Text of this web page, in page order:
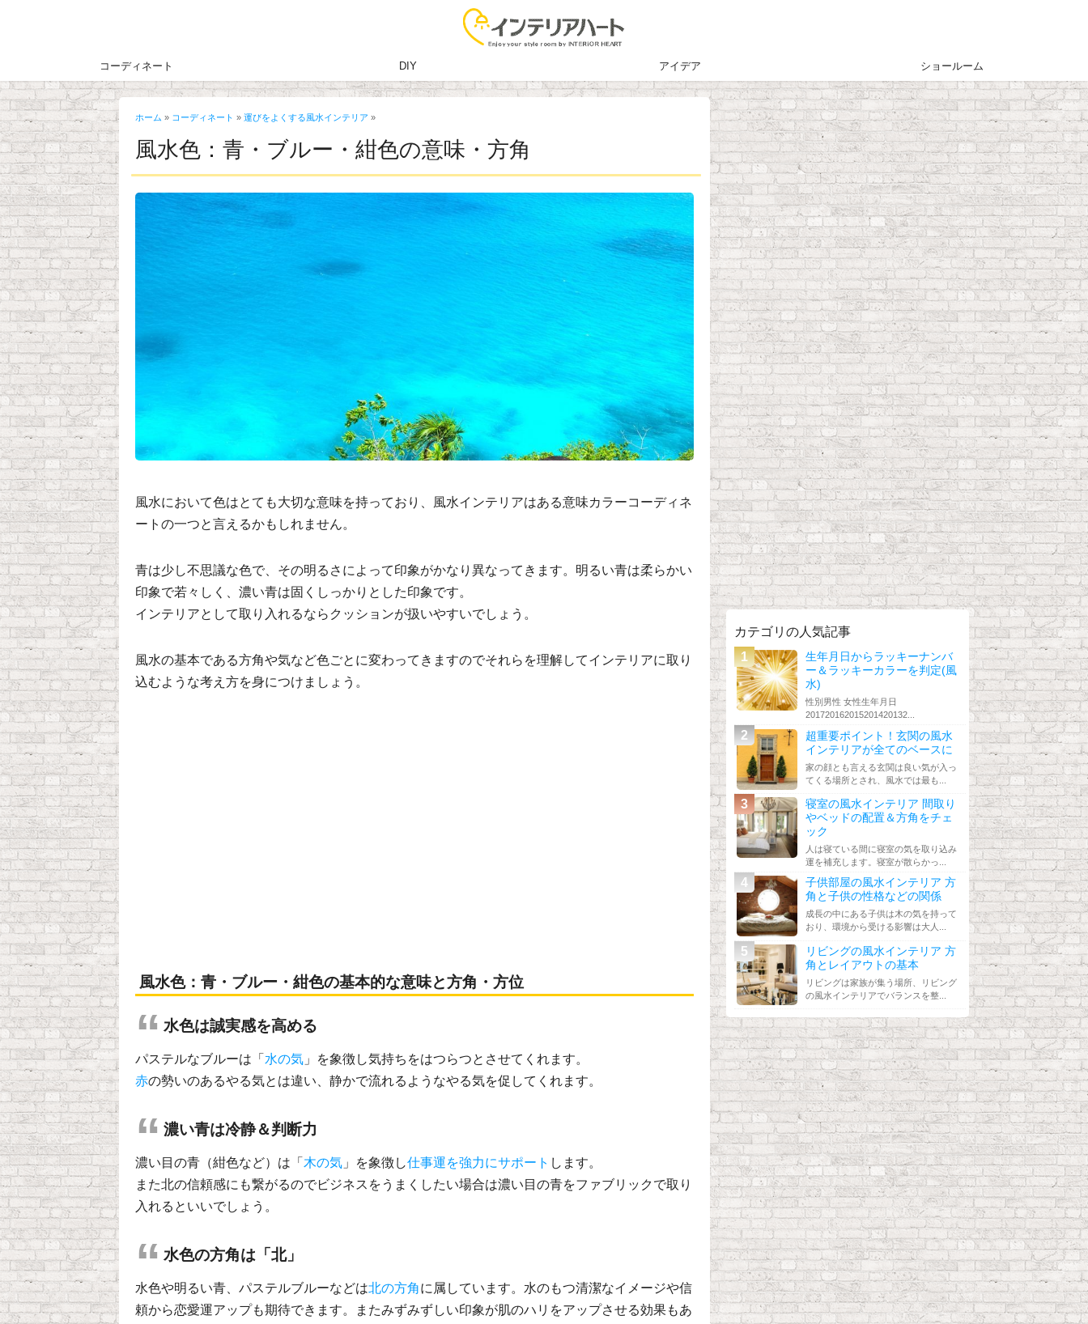
コーディネート DIY アイデア ショールーム
ホーム » コーディネート » 運びをよくする風水インテリア »
風水色：青・ブルー・紺色の意味・方角
風水において色はとても大切な意味を持っており、風水インテリアはある意味カラーコーディネ
ートの一つと言えるかもしれません。
青は少し不思議な色で、その明るさによって印象がかなり異なってきます。明るい青は柔らかい
印象で若々しく、濃い青は固くしっかりとした印象です。
インテリアとして取り入れるならクッションが扱いやすいでしょう。
風水の基本である方角や気など色ごとに変わってきますのでそれらを理解してインテリアに取り
込むような考え方を身につけましょう。
風水色：青・ブルー・紺色の基本的な意味と方角・方位
水色は誠実感を高める
パステルなブルーは「 水の気 」を象徴し気持ちをはつらつとさせてくれます。
赤の勢いのあるやる気とは違い、静かで流れるようなやる気を促してくれます。
濃い青は冷静＆判断力
濃い目の青（紺色など）は「 木の気 」を象徴し仕事運を強力にサポート します。
また北の信頼感にも繋がるのでビジネスをうまくしたい場合は濃い目の青をファブリックで取り
入れるといいでしょう。
水色の方角は「北」
水色や明るい青、パステルブルーなどは北の方角に属しています。水のもつ清潔なイメージや信
頼から恋愛運アップも期待できます。またみずみずしい印象が肌のハリをアップさせる効果もあ
カテゴリの人気記事
生年月日からラッキーナンバ
ー＆ラッキーカラーを判定(風
水)
性別男性 女性生年月日
201720162015201420132...
超重要ポイント！玄関の風水
インテリアが全てのベースに
家の顔とも言える玄関は良い気が入っ
てくる場所とされ、風水では最も...
寝室の風水インテリア 間取り
やベッドの配置＆方角をチェ
ック
人は寝ている間に寝室の気を取り込み
運を補充します。寝室が散らかっ...
子供部屋の風水インテリア 方
角と子供の性格などの関係
成長の中にある子供は木の気を持って
おり、環境から受ける影響は大人...
リビングの風水インテリア 方
角とレイアウトの基本
リビングは家族が集う場所、リビング
の風水インテリアでバランスを整...